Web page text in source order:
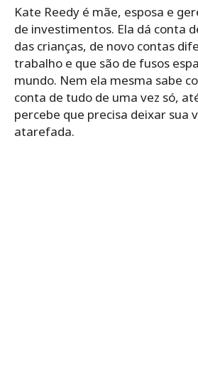
Kate Reedy é mãe, esposa e
de investimentos. Ela dá conta
das crianças, de novo contas
trabalho e que são de fusos
mundo. Nem ela mesma sabe
conta de tudo de uma vez só,
percebe que precisa deixar sua
atarefada.